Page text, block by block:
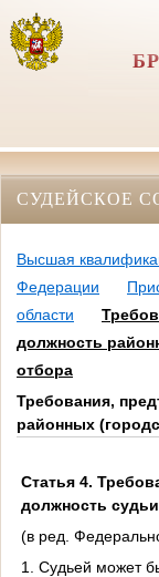
СУДЕЙСКОЕ
Высшая
Федерации
области
должность
отбора
Требования,
районных
Статья 4.
должность судьи
(в ред.
1. Судьей может